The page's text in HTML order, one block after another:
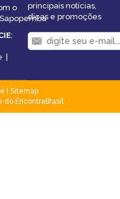
o
:
|
principais notícias,
dicas e promoções
Sitemap
EncontraBrasil